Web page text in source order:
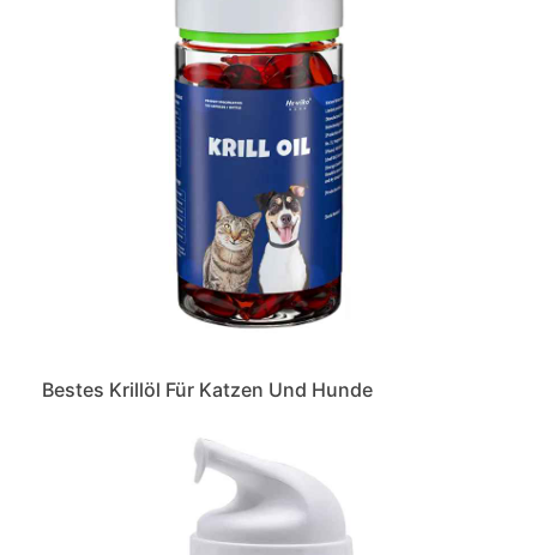
Bestes Krillöl Für Katzen Und Hunde